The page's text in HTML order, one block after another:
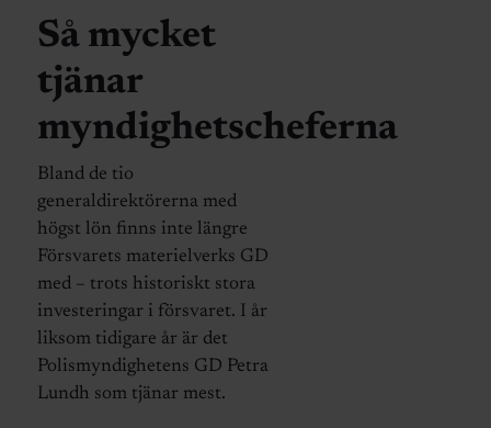
Så mycket
tjänar
myndighetscheferna
Bland de tio
generaldirektörerna med
högst lön finns inte längre
Försvarets materielverks GD
med – trots historiskt stora
investeringar i försvaret. I år
liksom tidigare år är det
Polismyndighetens GD Petra
Lundh som tjänar mest.